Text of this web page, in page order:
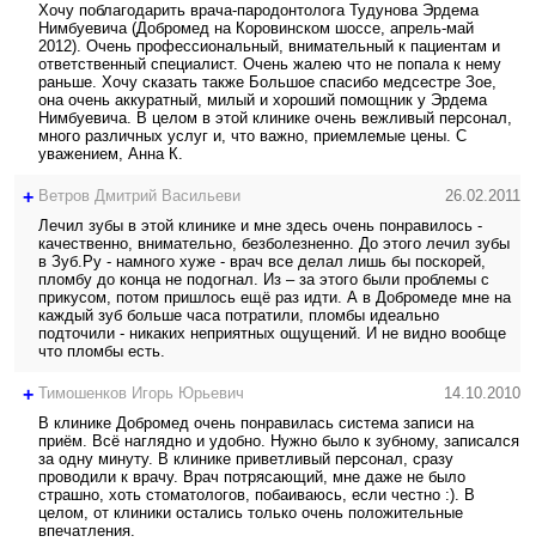
Хочу поблагодарить врача-пародонтолога Тудунова Эрдема
Нимбуевича (Добромед на Коровинском шоссе, апрель-май
2012). Очень профессиональный, внимательный к пациентам и
ответственный специалист. Очень жалею что не попала к нему
раньше. Хочу сказать также Большое спасибо медсестре Зое,
она очень аккуратный, милый и хороший помощник у Эрдема
Нимбуевича. В целом в этой клинике очень вежливый персонал,
много различных услуг и, что важно, приемлемые цены. С
уважением, Анна К.
+ Ветров Дмитрий Васильеви
26.02.2011
Лечил зубы в этой клинике и мне здесь очень понравилось -
качественно, внимательно, безболезненно. До этого лечил зубы
в Зуб.Ру - намного хуже - врач все делал лишь бы поскорей,
пломбу до конца не подогнал. Из – за этого были проблемы с
прикусом, потом пришлось ещё раз идти. А в Добромеде мне на
каждый зуб больше часа потратили, пломбы идеально
подточили - никаких неприятных ощущений. И не видно вообще
что пломбы есть.
+ Тимошенков Игорь Юрьевич
14.10.2010
В клинике Добромед очень понравилась система записи на
приём. Всё наглядно и удобно. Нужно было к зубному, записался
за одну минуту. В клинике приветливый персонал, сразу
проводили к врачу. Врач потрясающий, мне даже не было
страшно, хоть стоматологов, побаиваюсь, если честно :). В
целом, от клиники остались только очень положительные
впечатления.